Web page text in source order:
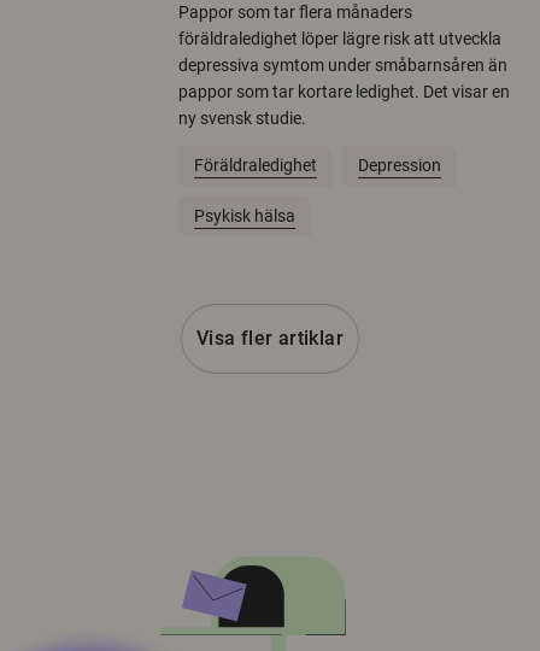
Pappor som tar flera månaders
föräldraledighet löper lägre risk att utveckla
depressiva symtom under småbarnsåren än
pappor som tar kortare ledighet. Det visar en
ny svensk studie.
Föräldraledighet Depression
Psykisk hälsa
Visa fler artiklar